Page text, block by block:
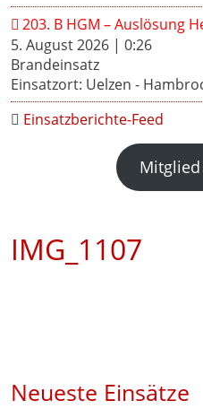
203. B HGM – Auslösung
5. August 2026 | 0:26
Brandeinsatz
Einsatzort: Uelzen -
Einsatzberichte-Feed
IMG_1107
Neueste Einsätze